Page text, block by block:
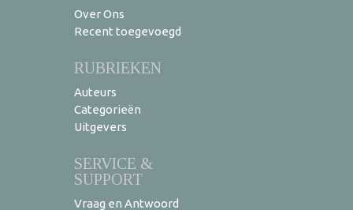
Over Ons
Recent toegevoegd
RUBRIEKEN
Auteurs
Categorieën
Uitgevers
SERVICE &
SUPPORT
Vraag en Antwoord